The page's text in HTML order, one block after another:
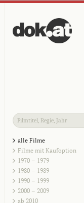
alle Filme
Filme mit Kaufoption
1970 – 1979
1980 – 1989
1990 – 1999
2000 – 2009
ab 2010